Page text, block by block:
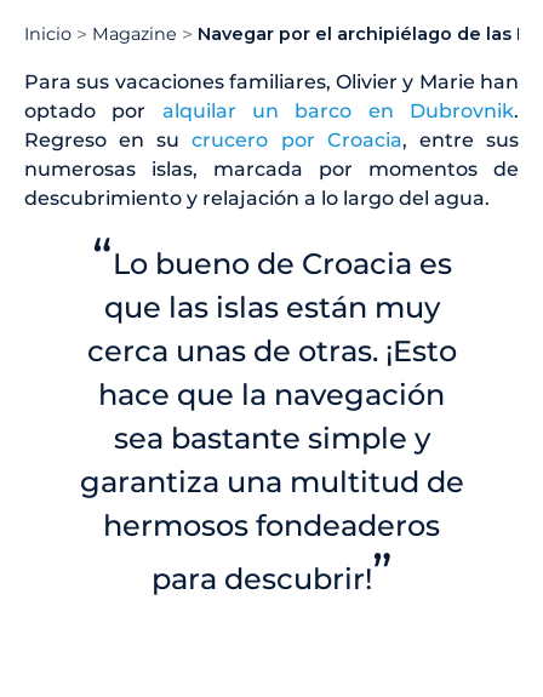
Inicio Magazine Navegar por el archipiélago de las
Para sus vacaciones familiares, Olivier y Marie han
optado por alquilar un barco en Dubrovnik.
Regreso en sucrucero por Croacia, entre sus
numerosas islas, marcada por momentos de
descubrimiento y relajación a lo largo del agua.
“Lo bueno de Croacia es
que las islas están muy
cerca unas de otras. ¡Esto
hace que la navegación
sea bastante simple y
garantiza una multitud de
hermosos fondeaderos
para descubrir!”